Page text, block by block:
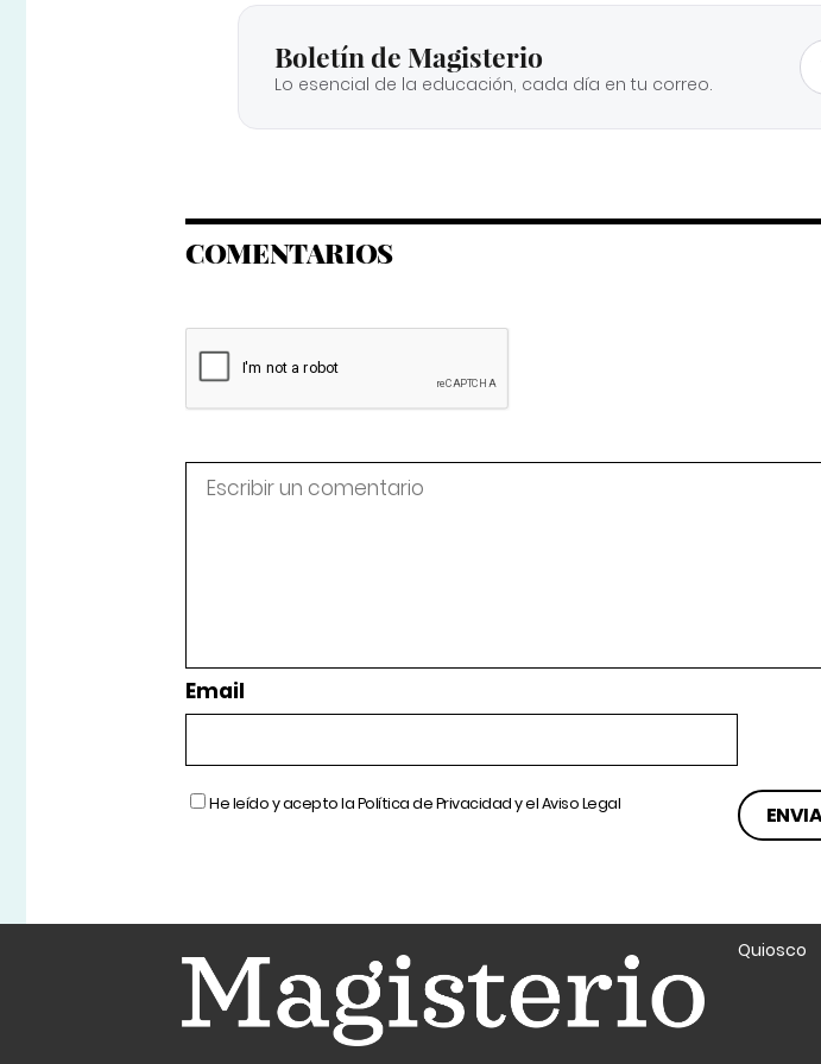
Boletín de Magisterio
Lo esencial de la educación, cada día en tu correo.
COMENTARIOS
Email
He leído y acepto laPolítica de Privacidady elAviso Legal
Quiosco